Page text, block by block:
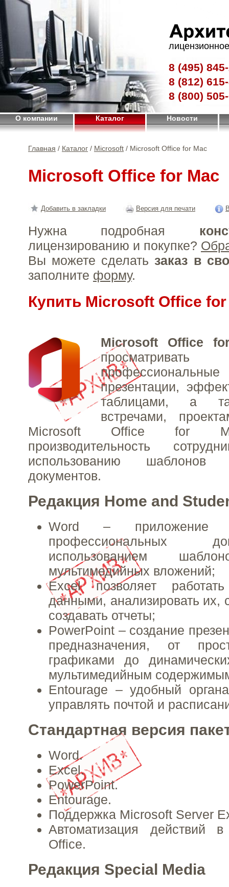
8 (495)
8 (812)
8 (800)
О компании Каталог Новости
Главная / Каталог / Microsoft / Microsoft Office for Mac
Microsoft Office for Mac
Добавить в закладки Версия для печати
Нужна подробная
лицензированию и покупке?
Вы можете сделать заказ в
заполните форму.
Купить Microsoft Office
Microsoft Office
презентации,
таблицами, а
встречами,
Microsoft Office for
производительность
использованию
документов.
Редакция Home and
Word – приложение
профессиональных
использованием
мультимедийных вложений;
Excel позволяет
данными, анализировать их,
создавать отчеты;
PowerPoint – создание
предназначения, от
графиками до
мультимедийным
Entourage – удобный
управлять почтой и
Стандартная версия
Word.
Excel.
PowerPoint.
Entourage.
Поддержка Microsoft Server
Автоматизация действий
Office.
Редакция Special Media